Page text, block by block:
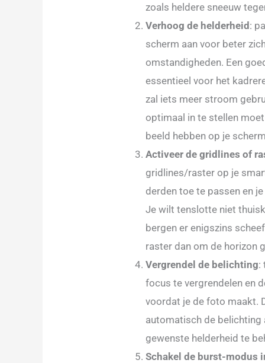
zoals heldere sneeuw
Verhoog de helderheid:
scherm aan voor beter
omstandigheden. Een
essentieel voor het
zal iets meer stroom
optimaal in te stellen
beeld hebben op je
Activeer de gridlines of
gridlines/raster op je
derden toe te passen en
Je wilt tenslotte niet
bergen er enigszins
raster dan om de horizon
Vergrendel de belichting:
focus te vergrendelen en
voordat je de foto maakt.
automatisch de belichting
gewenste helderheid te
Schakel de burst-modus